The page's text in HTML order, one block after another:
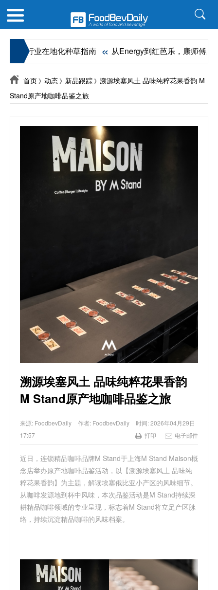
行业在地化种草指南 « 从Energy到红芭乐，康师傅冰红茶
首页 》 动态 》 新品跟踪 》 溯源埃塞风土 品味纯粹花果香韵 M
Stand原产地咖啡品鉴之旅
溯源埃塞风土 品味纯粹花果香韵
M Stand原产地咖啡品鉴之旅
来源: FoodbevDaily 作者: FoodbevDaily 时间:2026年04月29日
17:57
打印 电子邮件
近日，连锁精品咖啡品牌M Stand于上海M Stand Maison概
念店举办原产地咖啡品鉴活动，以【溯源埃塞风土 品味纯
粹花果香韵】为主题，解读埃塞俄比亚小产区的风味细节。
从咖啡发源地到杯中风味，本次品鉴活动是M Stand持续深
耕精品咖啡领域的专业呈现，标志着M Stand将立足产区脉
络，持续沉淀精品咖啡的风味档案。